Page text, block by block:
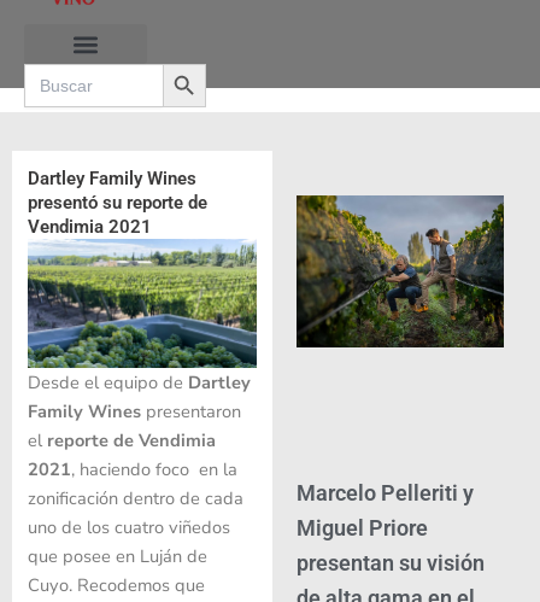
contenido
Search
for:
Search Button
Dartley Family Wines
presentó su reporte de
Vendimia 2021
Desde el equipo de Dartley
Family Winespresentaron
elreporte de Vendimia
2021, haciendo foco en la
zonificación dentro de cada
uno de los cuatro viñedos
que posee en Luján de
Cuyo. Recodemos que
Marcelo Pelleriti y
Miguel Priore
presentan su visión